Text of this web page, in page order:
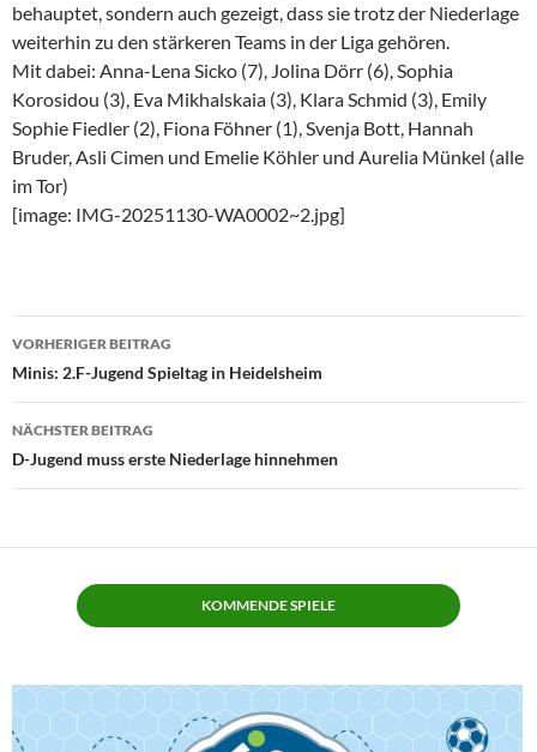
behauptet, sondern auch gezeigt, dass sie trotz der Niederlage
weiterhin zu den stärkeren Teams in der Liga gehören.
Mit dabei: Anna-Lena Sicko (7), Jolina Dörr (6), Sophia
Korosidou (3), Eva Mikhalskaia (3), Klara Schmid (3), Emily
Sophie Fiedler (2), Fiona Föhner (1), Svenja Bott, Hannah
Bruder, Asli Cimen und Emelie Köhler und Aurelia Münkel (alle
im Tor)
[image: IMG-20251130-WA0002~2.jpg]
Beitragsnavigation
VORHERIGER BEITRAG
Minis: 2.F-Jugend Spieltag in Heidelsheim
NÄCHSTER BEITRAG
D-Jugend muss erste Niederlage hinnehmen
KOMMENDE SPIELE